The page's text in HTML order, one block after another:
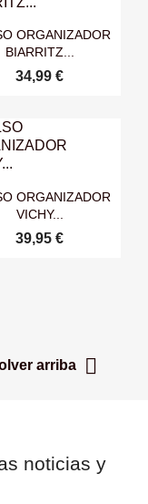
Vista rápida
ORGANIZADOR
BIARRITZ...
34,99 €
Vista rápida
ORGANIZADOR
VICHY...
39,95 €
arriba 
noticias y